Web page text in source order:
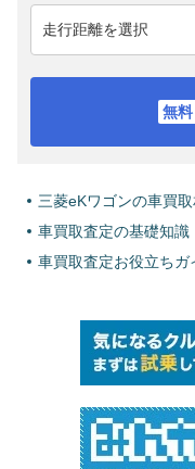
三菱eKワゴンの車買
車買取査定の基礎知識
車買取査定お役立ちガ